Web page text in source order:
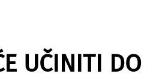
UČINITI DO